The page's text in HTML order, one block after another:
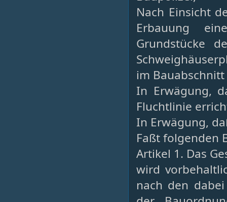
Nach Einsicht
Erbauung
Grundstücke
im Bauabschnitt
In Erwägung,
Fluchtlinie
In Erwägung,
Faßt folgenden
Artikel 1. Das
wird
nach den